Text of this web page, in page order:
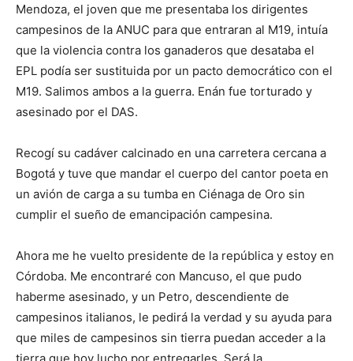
Mendoza, el joven que me presentaba los dirigentes
campesinos de la ANUC para que entraran al M19, intuía
que la violencia contra los ganaderos que desataba el
EPL podía ser sustituida por un pacto democrático con el
M19. Salimos ambos a la guerra. Enán fue torturado y
asesinado por el DAS.
Recogí su cadáver calcinado en una carretera cercana a
Bogotá y tuve que mandar el cuerpo del cantor poeta en
un avión de carga a su tumba en Ciénaga de Oro sin
cumplir el sueño de emancipación campesina.
Ahora me he vuelto presidente de la república y estoy en
Córdoba. Me encontraré con Mancuso, el que pudo
haberme asesinado, y un Petro, descendiente de
campesinos italianos, le pedirá la verdad y su ayuda para
que miles de campesinos sin tierra puedan acceder a la